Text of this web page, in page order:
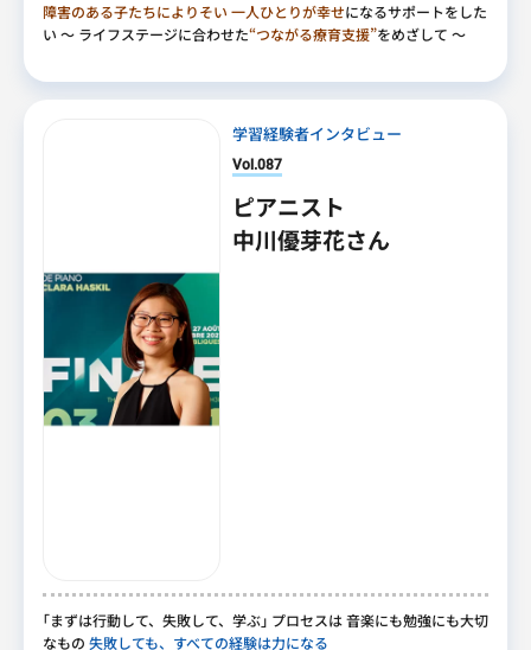
障害のある子たちによりそい 一人ひとりが幸せになるサポートをした
い ～ ライフステージに合わせた“つながる療育支援”をめざして ～
学習経験者インタビュー
Vol.087
ピアニスト
中川優芽花さん
｢まずは行動して、 失敗して、 学ぶ｣ プロセスは 音楽にも勉強にも大切
なもの 失敗しても、すべての経験は力になる